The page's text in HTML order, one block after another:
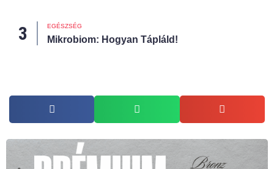
EGÉSZSÉG
Mikrobiom: Hogyan Tápláld!